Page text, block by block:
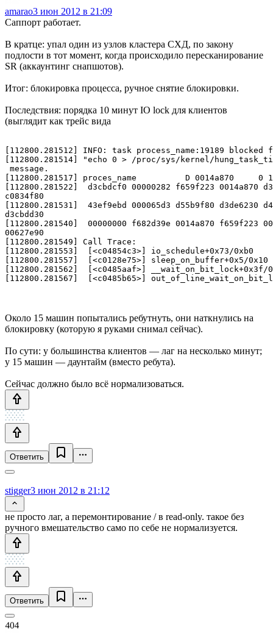
amarao3 июн 2012 в 21:09
Саппорт работает.
В кратце: упал один из узлов кластера СХД, по закону
подлости в тот момент, когда происходило пересканирование
SR (аккаунтинг снапшотов).
Итог: блокировка процесса, ручное снятие блокировки.
Последствия: порядка 10 минут IO lock для клиентов
(выглядит как трейс вида
[112800.281512] INFO: task process_name:19189
[112800.281514] "echo 0 > /proc/sys/kernel/
[112800.281517] proces_name          D 0014a870
[112800.281522]  d3cbdcf0 00000282 f659f223 0014a870
[112800.281531]  43ef9ebd 000065d3 d55b9f80 d3de6230
[112800.281540]  00000000 f682d39e 0014a870 f659f223
[112800.281549]
[112800.281553]  [<c04854c3>]
[112800.281557]  [<c0128e75>]
[112800.281562]  [<c0485aaf>]
Около 15 машин попытались ребутнуть, они наткнулись на
блокировку (которую я руками снимал сейчас).
По сути: у большинства клиентов — лаг на несколько минут;
у 15 машин — даунтайм (вместо ребута).
Сейчас должно было всё нормализоваться.
Ответить
stigger3 июн 2012 в 21:12
не просто лаг, а перемонтирование / в read-only. такое без
ручного вмешательство само по себе не нормализуется.
Ответить